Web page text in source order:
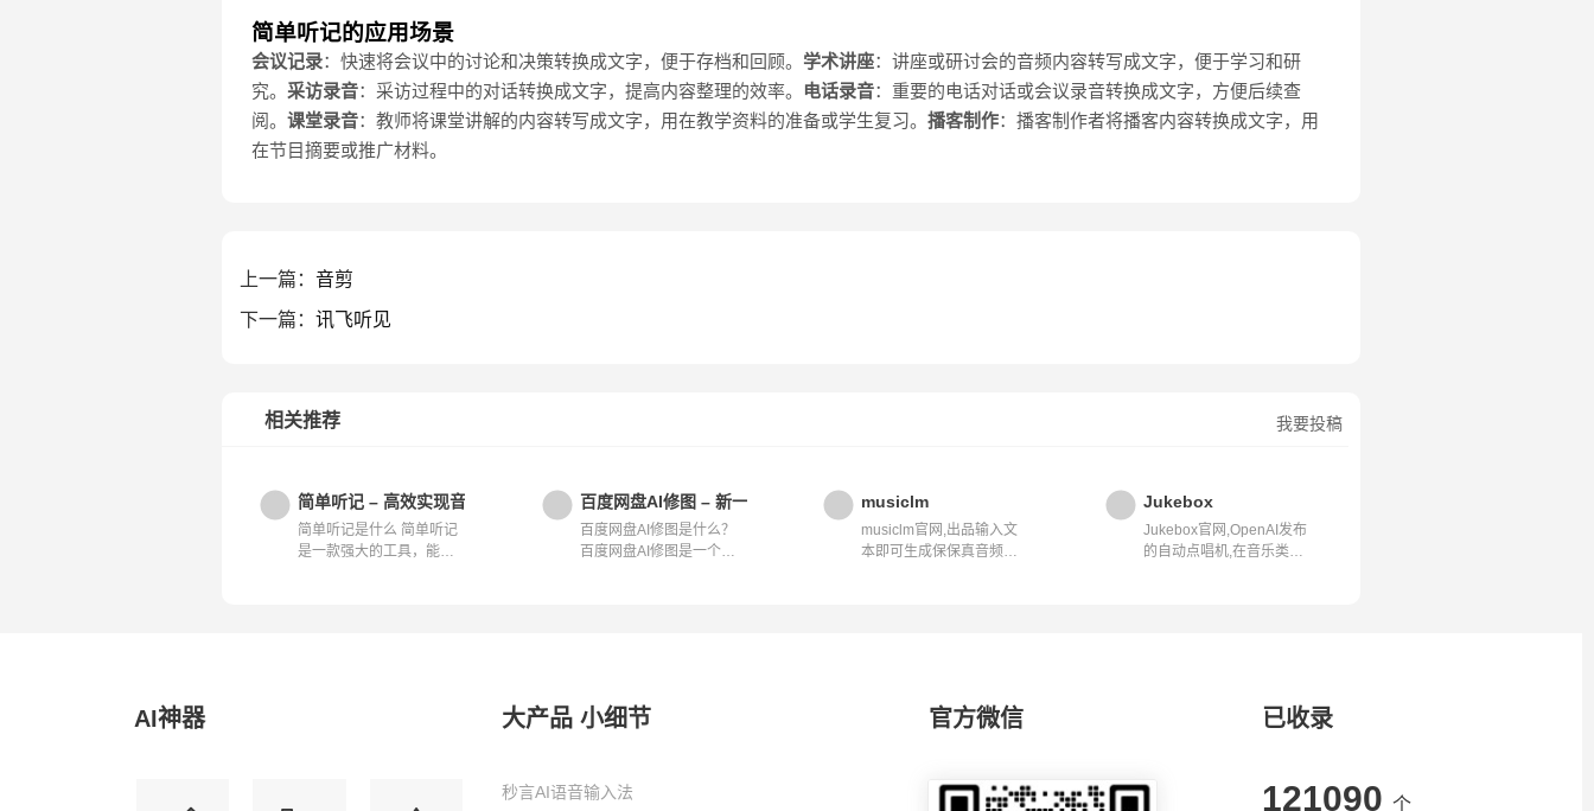
简单听记的应用场景
会议记录：快速将会议中的讨论和决策转换成文字，便于存档和回顾。 学术讲座：讲座或研讨会的音频内容转写成文字，便于学习和研
究。 采访录音：采访过程中的对话转换成文字，提高内容整理的效率。 电话录音：重要的电话对话或会议录音转换成文字，方便后续查
阅。 课堂录音：教师将课堂讲解的内容转写成文字，用在教学资料的准备或学生复习。 播客制作：播客制作者将播客内容转换成文字，用
在节目摘要或推广材料。
上一篇： 音剪
下一篇： 讯飞听见
我要投稿
相关推荐
简单听记 – 高效实现音视频内容转化
简单听记是什么 简单听记
是一款强大的工具，能轻
百度网盘AI修图 – 新一代商业级AI人像处理产品
百度网盘AI修图是什么？
百度网盘AI修图是一个集
musiclm
musiclm官网,出品输入文
本即可生成保保真音频音
Jukebox
Jukebox官网,OpenAI发布
的自动点唱机,在音乐类型
AI神器 大产品 小细节
秒言AI语音输入法
官方微信 已收录
121090 个